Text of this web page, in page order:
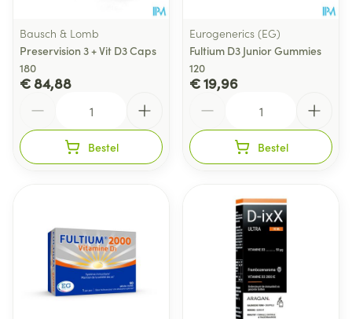
Bausch & Lomb
Preservision 3 + Vit D3 Caps
180
€ 84,88
Bestel
Eurogenerics (EG)
Fultium D3 Junior Gummies
120
€ 19,96
Bestel